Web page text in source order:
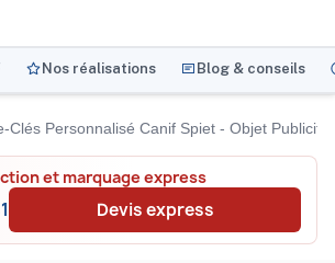
Nos réalisations Blog & conseils
Clés Personnalisé Canif Spiet - Objet
et marquage express
Devis express